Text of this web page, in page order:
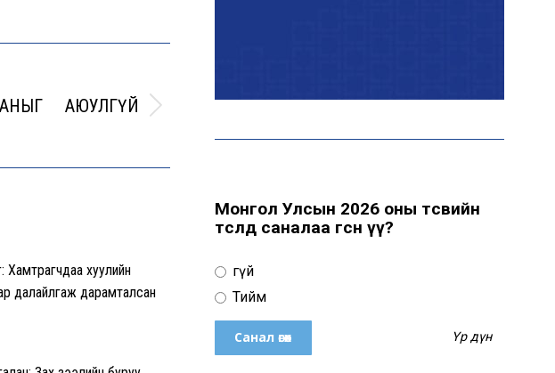
АЮУЛГҮЙ
Хамтрагчдаа хуулийн
далайлгаж дарамталсан
Н.Номтойбаяр:
Монгол Улсын 2026 оны төсвийн
төсөлд саналаа өгсөн үү?
Үгүй
Тийм
Үр дүн